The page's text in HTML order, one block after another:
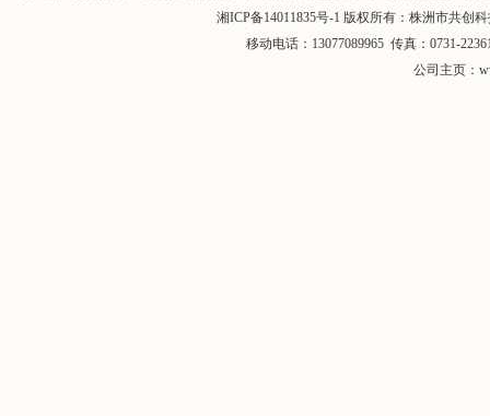
湘ICP备14011835号-1 版权所有： 株洲市共创
移动电话：13077089965 传真：0731-
公司主页：